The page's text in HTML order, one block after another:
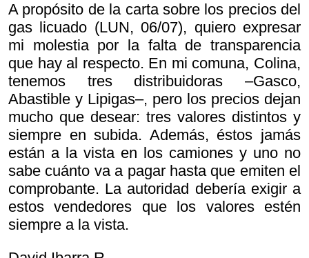
A propósito de la carta sobre los precios del
gas licuado (LUN, 06/07), quiero expresar
mi molestia por la falta de transparencia
que hay al respecto. En mi comuna, Colina,
tenemos tres distribuidoras –Gasco,
Abastible y Lipigas–, pero los precios dejan
mucho que desear: tres valores distintos y
siempre en subida. Además, éstos jamás
están a la vista en los camiones y uno no
sabe cuánto va a pagar hasta que emiten el
comprobante. La autoridad debería exigir a
estos vendedores que los valores estén
siempre a la vista.